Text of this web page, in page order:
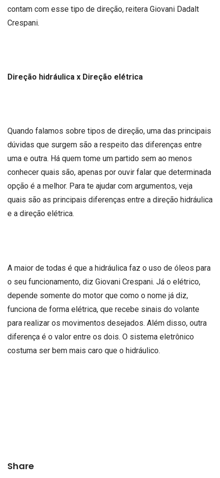
contam com esse tipo de direção, reitera Giovani Dadalt
Crespani.
Direção hidráulica x Direção elétrica
Quando falamos sobre tipos de direção, uma das principais
dúvidas que surgem são a respeito das diferenças entre
uma e outra. Há quem tome um partido sem ao menos
conhecer quais são, apenas por ouvir falar que determinada
opção é a melhor. Para te ajudar com argumentos, veja
quais são as principais diferenças entre a direção hidráulica
e a direção elétrica.
A maior de todas é que a hidráulica faz o uso de óleos para
o seu funcionamento, diz Giovani Crespani. Já o elétrico,
depende somente do motor que como o nome já diz,
funciona de forma elétrica, que recebe sinais do volante
para realizar os movimentos desejados. Além disso, outra
diferença é o valor entre os dois. O sistema eletrônico
costuma ser bem mais caro que o hidráulico.
Share